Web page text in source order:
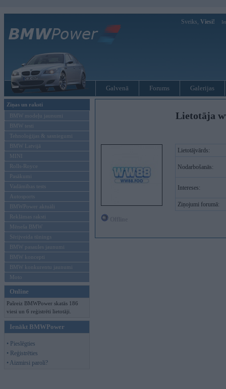
Sveiks, Viesi!
Galvenā Forums Galerijas
Ziņas un raksti
BMW modeļu jaunumi
BMW testi
Tehnoloģijas & sasniegumi
BMW Latvijā
MINI
Rolls-Royce
Pasākumi
Vadāmības tests
Autosports
BMWPower aktuāli
Reklāmas raksti
Mēneša BMW
Sērijveida tūnings
BMW pasaules jaunumi
BMW koncepti
BMW konkurentu jaunumi
Moto
Online
Pašreiz BMWPower skatās 186
viesi un 6 reģistrēti lietotāji.
Ienākt BMWPower
• Pieslēgties
• Reģistrēties
• Aizmirsi paroli?
Lietotāja
Lietotājvārds:
Nodarbošanās:
Intereses:
Ziņojumi forumā: